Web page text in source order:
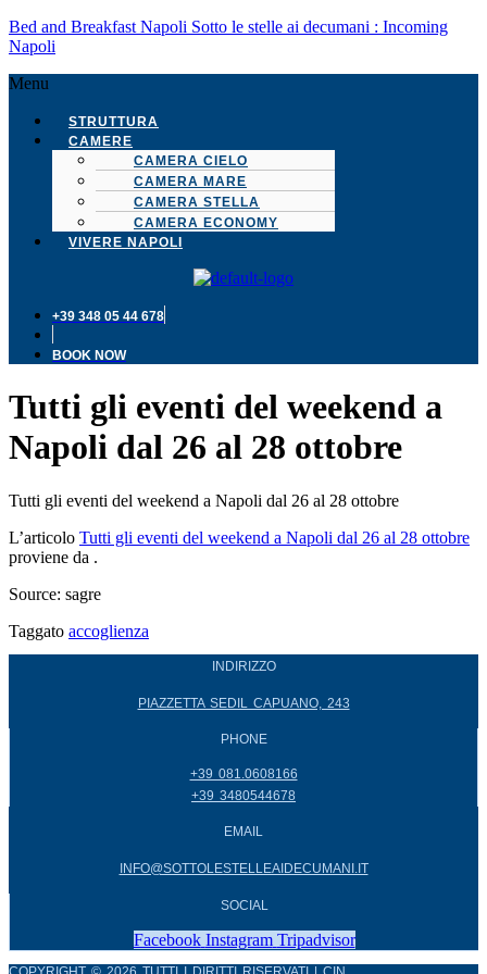
Bed and Breakfast Napoli Sotto le stelle ai decumani : Incoming
Napoli
Menu
STRUTTURA
CAMERE
CAMERA CIELO
CAMERA MARE
CAMERA STELLA
CAMERA ECONOMY
VIVERE NAPOLI
+39 348 05 44 678
BOOK NOW
Tutti gli eventi del weekend a
Napoli dal 26 al 28 ottobre
Tutti gli eventi del weekend a Napoli dal 26 al 28 ottobre
L’articolo Tutti gli eventi del weekend a Napoli dal 26 al 28 ottobre
proviene da .
Source: sagre
Taggato accoglienza
INDIRIZZO
PIAZZETTA SEDIL CAPUANO, 243
PHONE
+39 081.0608166
+39 3480544678
EMAIL
INFO@SOTTOLESTELLEAIDECUMANI.IT
SOCIAL
Facebook Instagram Tripadvisor